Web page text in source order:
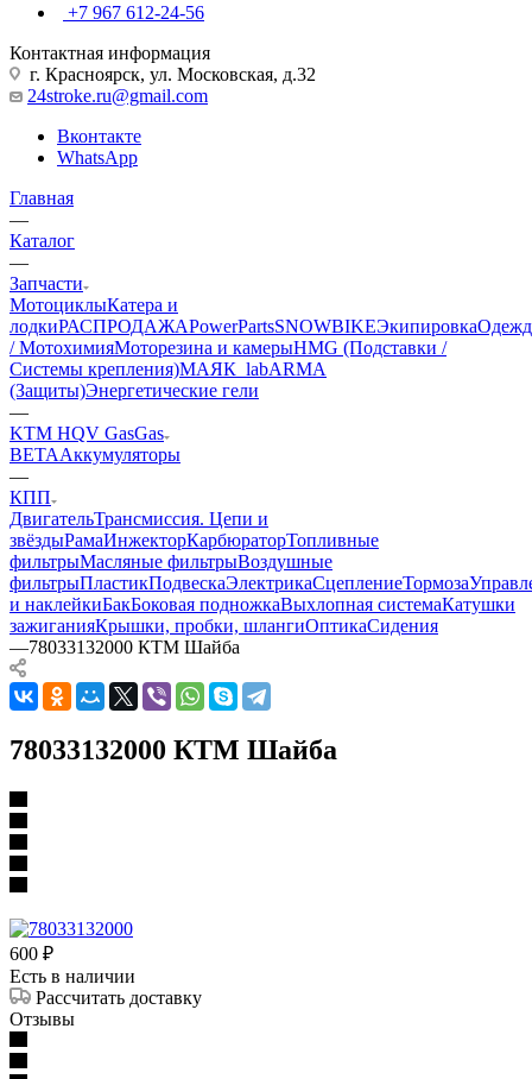
+7 967 612-24-56
Контактная информация
г. Красноярск, ул. Московская, д.32
24stroke.ru@gmail.com
Вконтакте
WhatsApp
Главная
—
Каталог
—
Запчасти
МотоциклыКатера и
лодкиРАСПРОДАЖАPowerPartsSNOWBIKEЭкипировка
/ МотохимияМоторезина и камерыHMG (Подставки /
Системы крепления)МАЯК_labARMA
(Защиты)Энергетические гели
—
KTM HQV GasGas
BETAАккумуляторы
—
КПП
ДвигательТрансмиссия. Цепи и
звёздыРамаИнжекторКарбюраторТопливные
фильтрыМасляные фильтрыВоздушные
фильтрыПластикПодвескаЭлектрикаСцеплениеТормоза
и наклейкиБакБоковая подножкаВыхлопная системаКатушки
зажиганияКрышки, пробки, шлангиОптикаСидения
—78033132000 КТМ Шайба
78033132000 КТМ Шайба
600 ₽
Есть в наличии
Рассчитать доставку
Отзывы